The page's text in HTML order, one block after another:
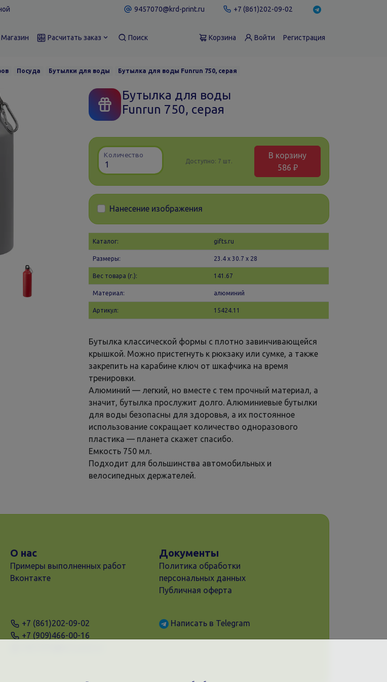
9457070@krd-print.ru +7 (861)202-09-02
Магазин Расчитать заказ Поиск Корзина Войти Регистрация
Посуда Бутылки для воды Бутылка для воды Funrun 750, серая
Бутылка для воды
Funrun 750, серая
Количество
Доступно: 7 шт.
В корзину
586 ₽
Нанесение изображения
Каталог: gifts.ru
Размеры: 23.4 х 30.7 x 28
Вес товара (г.): 141.67
Материал: алюминий
Артикул: 15424.11
Бутылка классической формы с плотно завинчивающейся
крышкой. Можно пристегнуть к рюкзаку или сумке, а также
закрепить на карабине ключ от шкафчика на время
тренировки.
Алюминий — легкий, но вместе с тем прочный материал, а
значит, бутылка прослужит долго. Алюминиевые бутылки
для воды безопасны для здоровья, а их постоянное
использование сокращает количество одноразового
пластика — планета скажет спасибо.
Емкость 750 мл.
Подходит для большинства автомобильных и
велосипедных держателей.
О нас
Примеры выполненных работ
Вконтакте
Документы
Политика обработки
персональных данных
Публичная оферта
+7 (861)202-09-02
+7 (909)466-00-16
Написать в Telegram